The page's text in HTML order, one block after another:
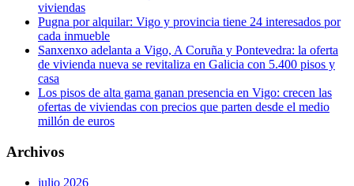
viviendas
Pugna por alquilar: Vigo y provincia tiene 24 interesados por
cada inmueble
Sanxenxo adelanta a Vigo, A Coruña y Pontevedra: la oferta
de vivienda nueva se revitaliza en Galicia con 5.400 pisos y
casa
Los pisos de alta gama ganan presencia en Vigo: crecen las
ofertas de viviendas con precios que parten desde el medio
millón de euros
Archivos
julio 2026